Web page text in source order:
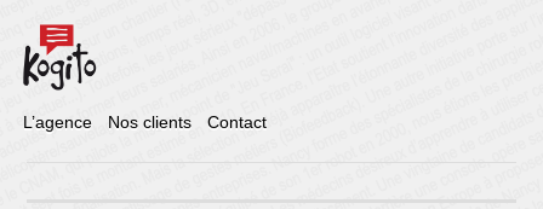
L’agence Nos clients Contact